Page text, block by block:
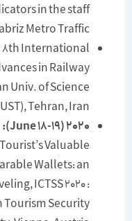
indicators in the staff
of Tabriz Metro Traffic
The 8th International
Advances in Railway
Iran Univ. of Science
(IUST), Tehran, Iran.
2020 (18-19 June):
Khavareh M.,
of Tourist’s Valuable
Wallets: an
ICTSS 2020 :
on Tourism Security